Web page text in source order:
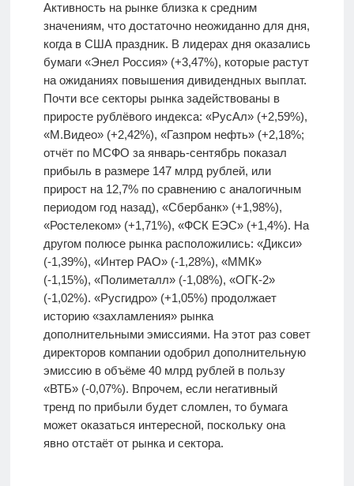
Активность на рынке близка к средним
значениям, что достаточно неожиданно для дня,
когда в США праздник. В лидерах дня оказались
бумаги «Энел Россия» (+3,47%), которые растут
на ожиданиях повышения дивидендных выплат.
Почти все секторы рынка задействованы в
приросте рублёвого индекса: «РусАл» (+2,59%),
«М.Видео» (+2,42%), «Газпром нефть» (+2,18%;
отчёт по МСФО за январь-сентябрь показал
прибыль в размере 147 млрд рублей, или
прирост на 12,7% по сравнению с аналогичным
периодом год назад), «Сбербанк» (+1,98%),
«Ростелеком» (+1,71%), «ФСК ЕЭС» (+1,4%). На
другом полюсе рынка расположились: «Дикси»
(-1,39%), «Интер РАО» (-1,28%), «ММК»
(-1,15%), «Полиметалл» (-1,08%), «ОГК-2»
(-1,02%). «Русгидро» (+1,05%) продолжает
историю «захламления» рынка
дополнительными эмиссиями. На этот раз совет
директоров компании одобрил дополнительную
эмиссию в объёме 40 млрд рублей в пользу
«ВТБ» (-0,07%). Впрочем, если негативный
тренд по прибыли будет сломлен, то бумага
может оказаться интересной, поскольку она
явно отстаёт от рынка и сектора.